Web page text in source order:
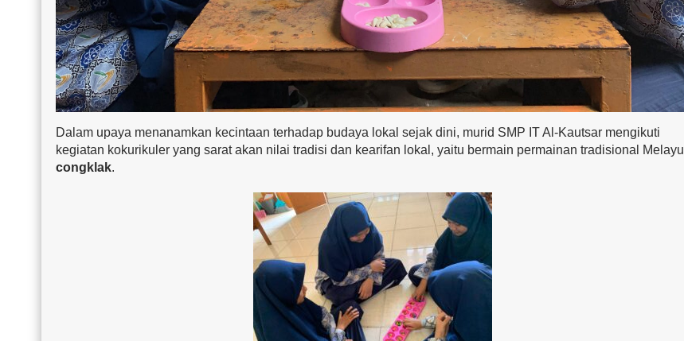
Dalam upaya menanamkan kecintaan terhadap budaya lokal sejak dini, murid SMP IT Al-Kautsar mengikuti
kegiatan kokurikuler yang sarat akan nilai tradisi dan kearifan lokal, yaitu bermain permainan tradisional Melayu
congklak.